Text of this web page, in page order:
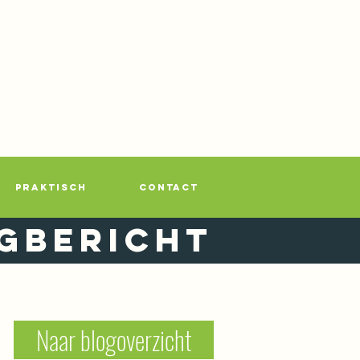
PRAKTISCH CONTACT
Naar blogoverzicht